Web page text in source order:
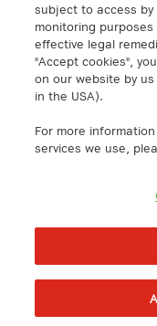
A1 Digital
Kustermannpark
Rosenheimer Strasse
D-81669 Munich,
info@a1.digital
Akenes SA
https://
subject to access
monitoring
effective legal
"Accept cookies",
on our website by
in the USA).
For more
services we use,